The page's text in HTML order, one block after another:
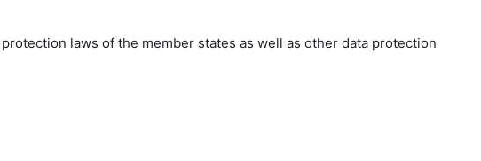
laws of the member states as well as other data protection